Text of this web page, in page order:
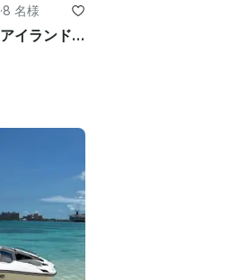
·8 名様
シャーロット近くのマウンテンアイランド湖での楽しい時間のジェットスキーレンタル